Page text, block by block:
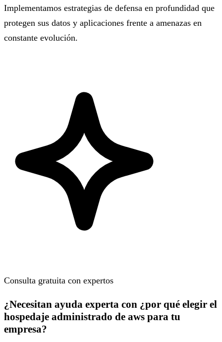
Implementamos estrategias de defensa en profundidad que
protegen sus datos y aplicaciones frente a amenazas en
constante evolución.
Consulta gratuita con expertos
¿Necesitan ayuda experta con ¿por qué elegir el
hospedaje administrado de aws para tu
empresa?